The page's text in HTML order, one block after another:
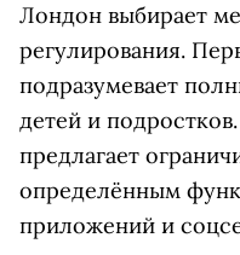
Лондон выбирает
регулирования.
подразумевает
детей и
предлагает
определённым
приложений и